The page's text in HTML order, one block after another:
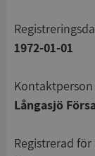
1972-01-01
Kontaktperson
Långasjö
registrerad